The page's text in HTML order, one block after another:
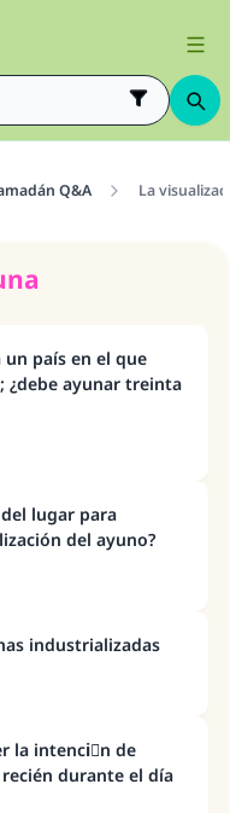
Q&A La
país en el que
¿debe ayunar treinta
lugar para
del ayuno?
industrializadas
durante el día